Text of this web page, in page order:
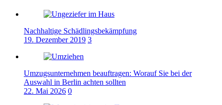
Nachhaltige Schädlingsbekämpfung
19. Dezember 2019 3
Umzugsunternehmen beauftragen: Worauf Sie bei der
Auswahl in Berlin achten sollten
22. Mai 2026 0